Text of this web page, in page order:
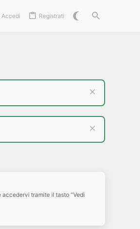
Accedi Registrati
tramite il tasto “Vedi